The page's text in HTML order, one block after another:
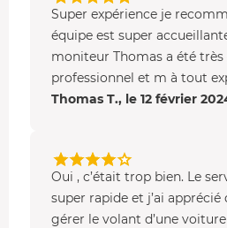
Super expérience je
équipe est super
moniteur Thomas a été très
professionnel et m à tout
Thomas T., le 12 février
Oui , c’était trop bien. Le
super rapide et j’ai apprécié
gérer le volant d’une voiture